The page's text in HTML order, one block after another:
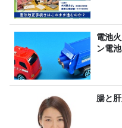
電池
ン電
腸と